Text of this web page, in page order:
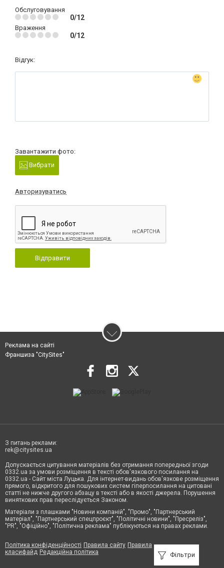
Обслуговування
0/12
Враження
0/12
Відгук:
Завантажити фото:
Вибрати
Авторизуватись
Відправити
Фільтри
Реклама на сайті
Франшиза "CitySites"
З питань реклами:
rek@citysites.ua
Допускається цитування матеріалів без отримання попередньої згоди
0332.ua за умови розміщення в тексті обов'язкового посилання на
0332.ua - Сайт міста Луцька. Для інтернет-видань обов'язкове розміщення
прямого, відкритого для пошукових систем гіперпосилання на цитовані
статті не нижче другого абзацу в тексті або в якості джерела. Порушення
виняткових прав переслідується Законом.
Матеріали з плашками "Новини компаній", "Промо", "Партнерський
матеріал", "Партнерський спецпроєкт", "Політичні новини", "Пресреліз",
"PR", "Офіційно", "Політична реклама" публікуються на правах реклами.
Політика конфіденційності Правила сайту Правила
класифайд Редакційна політика